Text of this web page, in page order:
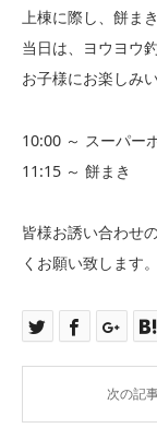
上棟に際し、餅ま
当日は、ヨウヨウ
お子様にお楽しみ
10:00 ～ スーパー
11:15 ～ 餅まき
皆様お誘い合わせ
くお願い致します。
次の記
【 お電話 】